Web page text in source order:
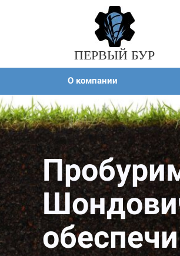
ПЕРВЫЙ БУР
О компании